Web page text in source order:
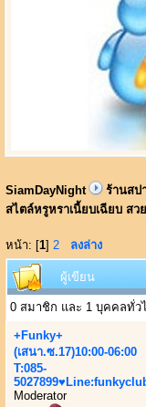
SiamDayNight ร้านสป
สไตล์หรูหราเนี้ยบเฉียบ สว
หน้า: [1] 2 ลงล่าง
ผู้เขียน
0 สมาชิก และ 1 บุคคลทั่ว
+Funky+
(เสนา.ซ.17)10:00-06:00
T:085-
Moderator